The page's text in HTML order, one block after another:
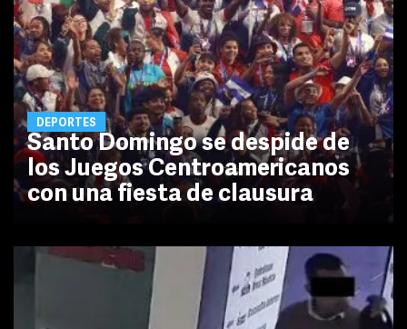
DEPORTES
Santo Domingo se despide de
los Juegos Centroamericanos
con una fiesta de clausura